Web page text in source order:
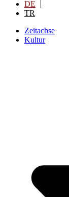
DE
TR
Zeitachse
Kultur